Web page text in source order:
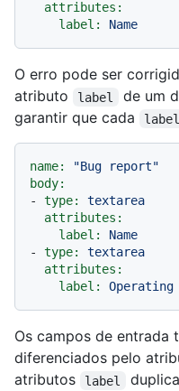
attributes:
label:
Name
O erro pode ser
atributo
label
de um
garantir que cada
label
name:
"Bug report"
body:
-
type:
textarea
attributes:
label:
Name
-
type:
textarea
attributes:
label:
Operating
Os campos de entrada
diferenciados pelo
atributos
label